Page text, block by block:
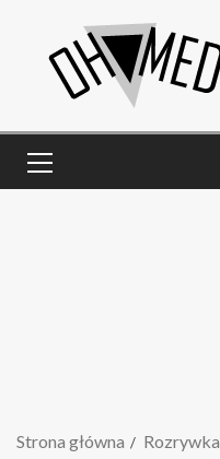
Strona główna
Rozrywka